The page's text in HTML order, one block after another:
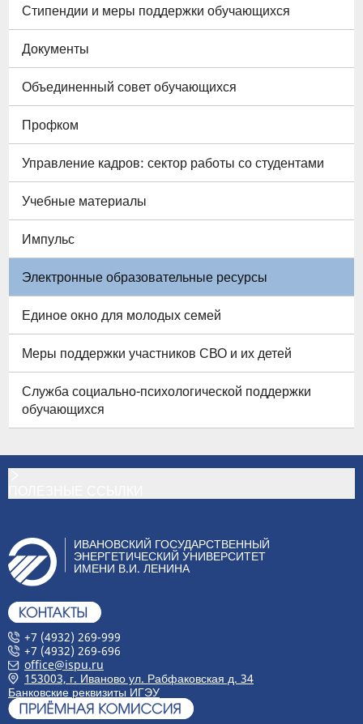
Стипендии и меры поддержки обучающихся
Документы
Объединенный совет обучающихся
Профком
Управление кадров: сектор работы со студентами
Учебные материалы
Импульс
Электронные образовательные ресурсы
Единое окно для молодых семей
Меры поддержки участников СВО и их детей
Служба социально-психологической поддержки
обучающихся
ИВАНОВСКИЙ ГОСУДАРСТВЕННЫЙ
ЭНЕРГЕТИЧЕСКИЙ УНИВЕРСИТЕТ
ИМЕНИ В.И. ЛЕНИНА
+7 (4932) 269-999
+7 (4932) 269-696
office@ispu.ru
153003, г. Иваново ул. Рабфаковская д. 34
Банковские реквизиты ИГЭУ